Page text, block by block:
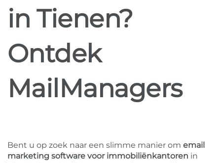
in Tienen?
Ontdek
MailManagers
Bent u op zoek naar een slimme manier om email
marketing software voor immobiliënkantoren in